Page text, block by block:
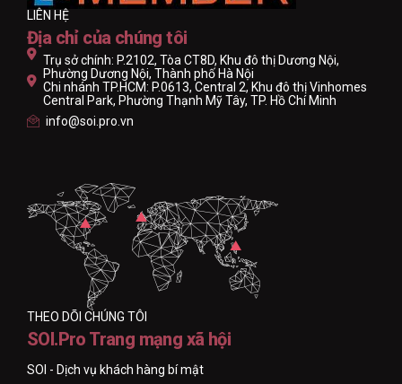
LIÊN HỆ
Địa chỉ của chúng tôi
Trụ sở chính: P.2102, Tòa CT8D, Khu đô thị Dương Nội,
Phường Dương Nội, Thành phố Hà Nội
Chi nhánh TP.HCM: P.0613, Central 2, Khu đô thị Vinhomes
Central Park, Phường Thạnh Mỹ Tây, TP. Hồ Chí Minh
info@soi.pro.vn
THEO DÕI CHÚNG TÔI
SOI.Pro Trang mạng xã hội
SOI - Dịch vụ khách hàng bí mật